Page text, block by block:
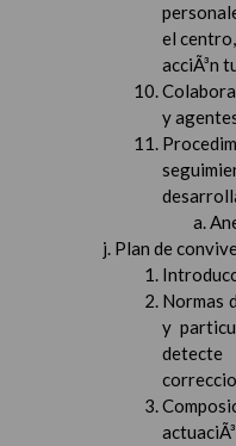
el
acciÃ³n
y
Plan de
Normas
y
detecte